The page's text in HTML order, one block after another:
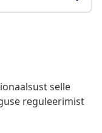
selle
reguleerimist